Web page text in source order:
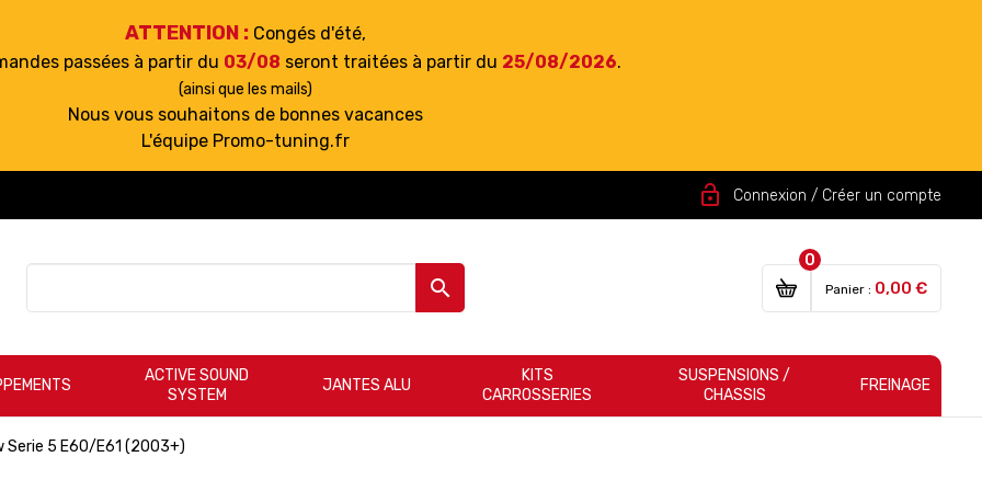
ATTENTION : Congés d'été,
passées à partir du 03/08 seront traitées à partir du 25/08/2026.
(ainsi que les mails)
Nous vous souhaitons de bonnes vacances
L'équipe Promo-tuning.fr
lock_open Connexion / Créer un compte

0
Panier : 0,00 €
ACTIVE SOUND
SYSTEM
JANTES ALU
KITS
CARROSSERIES
SUSPENSIONS /
CHASSIS
FREINAGE
Serie 5 E60/E61 (2003+)